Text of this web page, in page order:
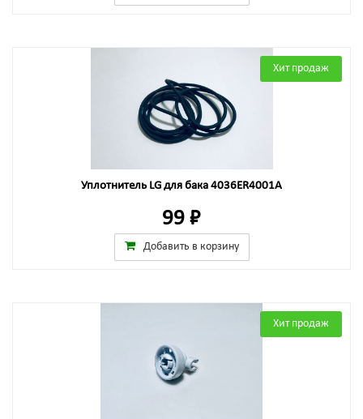
Хит продаж
Уплотнитель LG для бака 4036ER4001A
99 ₽
Добавить в корзину
Хит продаж